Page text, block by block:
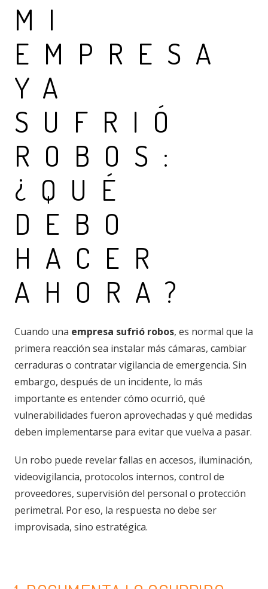
MI
EMPRESA
YA
SUFRIÓ
ROBOS:
¿QUÉ
DEBO
HACER
AHORA?
Cuando una empresa sufrió robos, es normal que la
primera reacción sea instalar más cámaras, cambiar
cerraduras o contratar vigilancia de emergencia. Sin
embargo, después de un incidente, lo más
importante es entender cómo ocurrió, qué
vulnerabilidades fueron aprovechadas y qué medidas
deben implementarse para evitar que vuelva a pasar.
Un robo puede revelar fallas en accesos, iluminación,
videovigilancia, protocolos internos, control de
proveedores, supervisión del personal o protección
perimetral. Por eso, la respuesta no debe ser
improvisada, sino estratégica.